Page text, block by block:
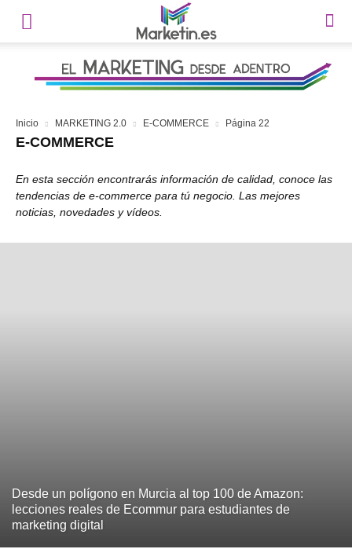
Inicio MARKETING 2.0 E-COMMERCE Página 22
E-COMMERCE
En esta sección encontrarás información de calidad, conoce las
tendencias de e-commerce para tú negocio. Las mejores
noticias, novedades y vídeos.
Desde un polígono en Murcia al top 100 de Amazon:
lecciones reales de Ecommur para estudiantes de
marketing digital